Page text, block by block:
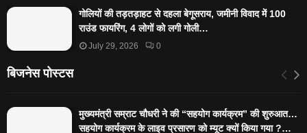
गोलियों की तड़तड़ाहट से दहला बेगूसराय, जमीनी विवाद में 100
राउंड फायरिंग, 4 लोगों को लगी गोली…
July 29, 2026 0
बिजनेस पोस्टस
मुख्यमंत्री सम्राट चौधरी ने की “सहयोग कार्यक्रम” की शुरुआत…
सहयोग कार्यक्रम के लाइव प्रसारण को म्यूट क्यों किया गया ?…